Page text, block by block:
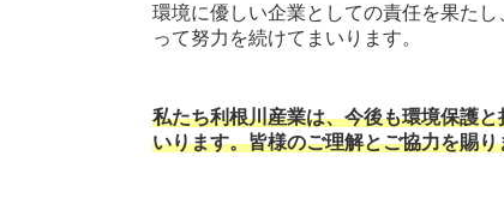
環境に優しい企業としての責任を果た
って努力を続けてまいります。
私たち利根川産業は、今後も環境保護
いります。皆様のご理解とご協力を賜